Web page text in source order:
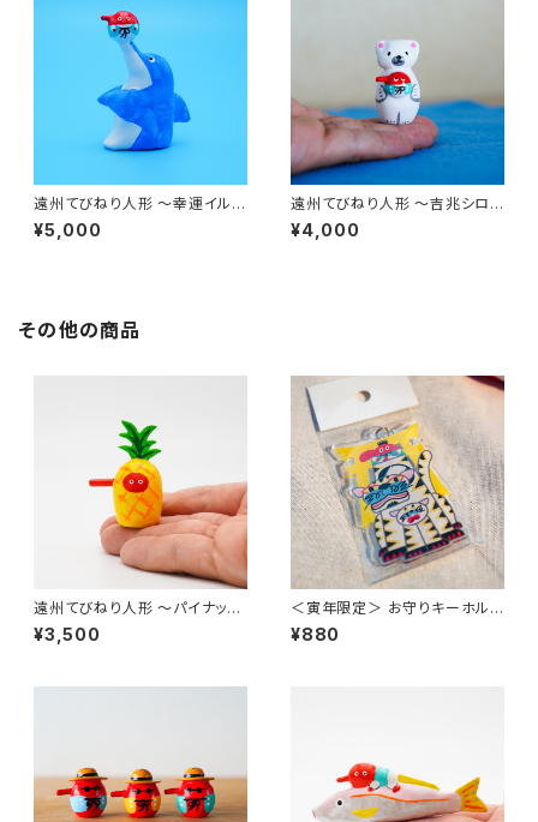
遠州てびねり人形 〜幸運イル
カ〜 ｜高さ約7.5cm
¥5,000
遠州てびねり人形 〜吉兆シロク
マ〜 ｜高さ約5cm
¥4,000
その他の商品
遠州てびねり人形 〜パイナップ
ル〜 ｜高さ約5cm
¥3,500
＜寅年限定＞ お守りキーホルダ
ー 〜遠州親子白虎〜（高さ約7
cm）
¥880